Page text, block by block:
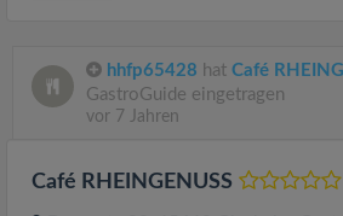
hhfp65428 hat Café
GastroGuide eingetragen
vor 7 Jahren
Café RHEINGENUSS